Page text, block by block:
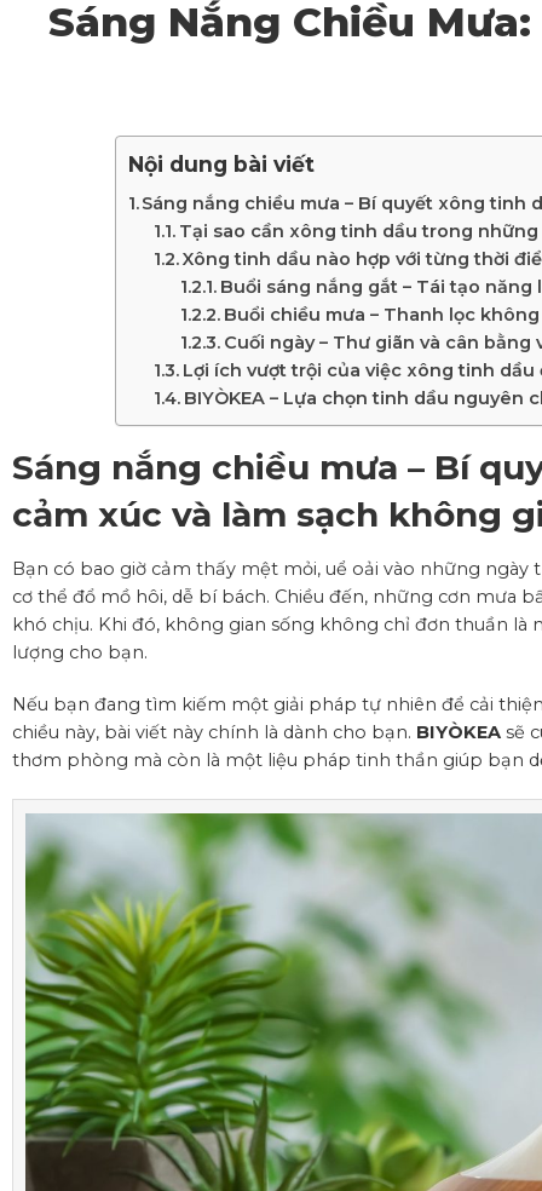
Sáng Nắng Chiều
Nội dung bài viết
Sáng nắng chiều mưa – Bí quyết xông tinh
Tại sao cần xông tinh dầu trong
Xông tinh dầu nào hợp với từng thời
Buổi sáng nắng gắt – Tái tạo
Buổi chiều mưa – Thanh lọc
Cuối ngày – Thư giãn và cân
Lợi ích vượt trội của việc xông tinh
BIYÒKEA – Lựa chọn tinh dầu
Sáng nắng chiều mưa – Bí
cảm xúc và làm sạch không
Bạn có bao giờ cảm thấy mệt mỏi, uể oải vào những
cơ thể đổ mồ hôi, dễ bí bách. Chiều đến, những cơn
khó chịu. Khi đó, không gian sống không chỉ đơn thuần
lượng cho bạn.
Nếu bạn đang tìm kiếm một giải pháp tự nhiên để cải
chiều này, bài viết này chính là dành cho bạn. BIYÒKEA sẽ
thơm phòng mà còn là một liệu pháp tinh thần giúp bạn